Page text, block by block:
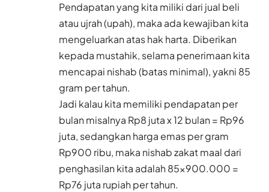
Pendapatan yang kita miliki dari jual beli
atau ujrah (upah), maka ada kewajiban kita
mengeluarkan atas hak harta. Diberikan
kepada mustahik, selama penerimaan kita
mencapai nishab (batas minimal), yakni 85
gram per tahun.
Jadi kalau kita memiliki pendapatan per
bulan misalnya Rp8 juta x 12 bulan = Rp96
juta, sedangkan harga emas per gram
Rp900 ribu, maka nishab zakat maal dari
penghasilan kita adalah 85×900.000 =
Rp76 juta rupiah per tahun.